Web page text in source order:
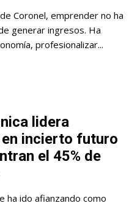
Coronel, emprender no ha
generar ingresos. Ha
profesionalizar...
lidera
incierto futuro
el 45% de
ha ido afianzando como